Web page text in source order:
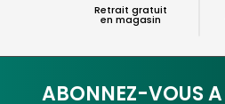
Retrait gratuit
en magasin
ABONNEZ-VOUS A